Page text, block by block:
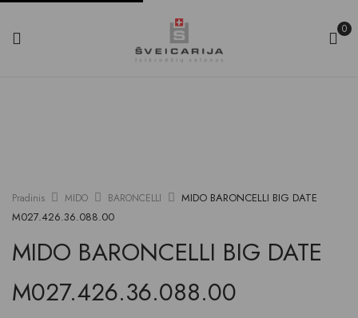
0
Pradinis MIDO BARONCELLI
MIDO BARONCELLI BIG DATE
M027.426.36.088.00
MIDO BARONCELLI BIG DATE
M027.426.36.088.00